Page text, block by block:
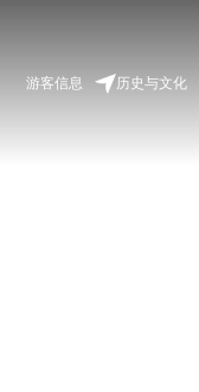
游客信息 历史与文化